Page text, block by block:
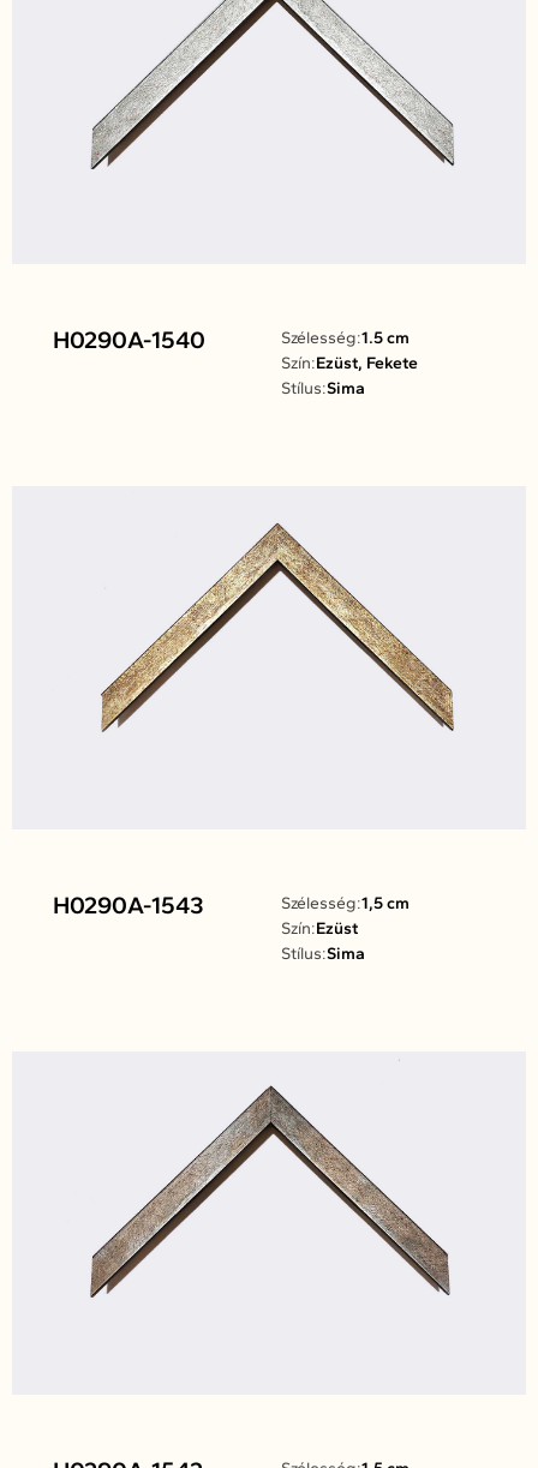
H0290A-1540 Szélesség:1.5 cm
Szín:Ezüst, Fekete
Stílus:Sima
H0290A-1543 Szélesség:1,5 cm
Szín:Ezüst
Stílus:Sima